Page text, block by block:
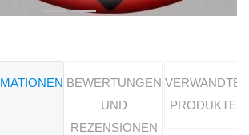
BEWERTUNGEN
UND
REZENSIONEN
VERWANDTE
PRODUKTE